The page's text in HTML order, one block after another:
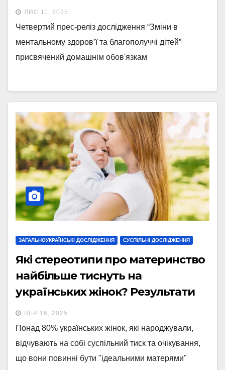
ЛИС 11, 2025
Четвертий прес-реліз дослідження “Зміни в
ментальному здоров’ї та благополуччі дітей”
присвячений домашнім обов'язкам
ЗАГАЛЬНОУКРАЇНСЬКІ ДОСЛІДЖЕННЯ СУСПІЛЬНІ ДОСЛІДЖЕННЯ
Які стереотипи про материнство
найбільше тиснуть на
українських жінок? Результати
опитування
ВЕР 16, 2025
Понад 80% українських жінок, які народжували,
відчувають на собі суспільний тиск та очікування,
що вони повинні бути "ідеальними матерями"